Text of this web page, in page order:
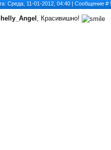
Среда, 11-01-2012, 04:40 | Сообщение #
, Красивишно!